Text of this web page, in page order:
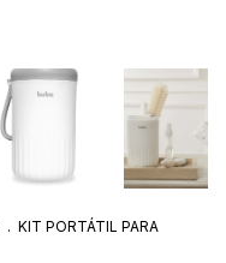
. KIT PORTÁTIL PARA